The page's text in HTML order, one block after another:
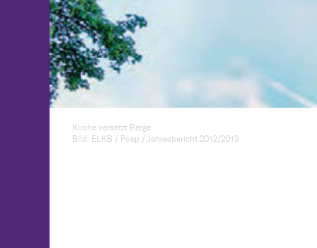
Kirche versetzt Berge
Bild: ELKB / Poep / Jahresbericht 2012/2013